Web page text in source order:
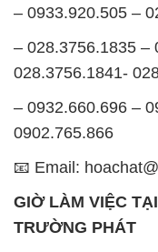
– 0933.920.505 –
– 028.3756.1835 –
028.3756.1841-
– 0932.660.696 –
0902.765.866
📧 Email:
GIỜ LÀM VIỆC
TRƯỜNG PHÁT